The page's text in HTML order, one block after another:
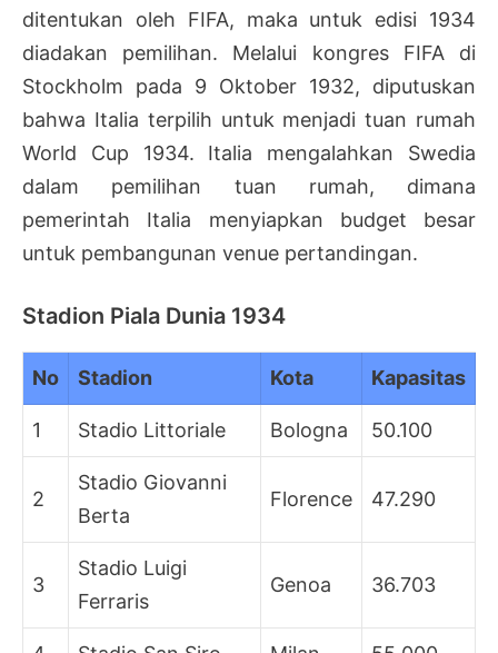
ditentukan oleh FIFA, maka untuk edisi 1934
diadakan pemilihan. Melalui kongres FIFA di
Stockholm pada 9 Oktober 1932, diputuskan
bahwa Italia terpilih untuk menjadi tuan rumah
World Cup 1934. Italia mengalahkan Swedia
dalam pemilihan tuan rumah, dimana
pemerintah Italia menyiapkan budget besar
untuk pembangunan venue pertandingan.
Stadion Piala Dunia 1934
No Stadion Kota Kapasitas
1 Stadio Littoriale Bologna 50.100
2
Stadio Giovanni
Berta
Florence 47.290
3
Stadio Luigi
Ferraris
Genoa 36.703